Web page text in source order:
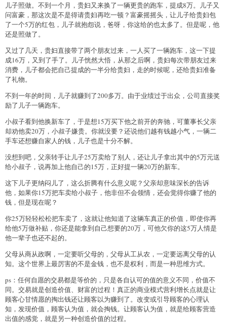
儿子照做。不到一个月，贵妇又来换了一辆更贵的跑车，提成8万。儿子又
问富豪，那这次是不是得请贵妇再吃一顿？富豪摇摇头，让儿子给贵妇包
了一个5万的红包，儿子就抱怨说，爸呀，你这给的也太多了。但是呢，他
还是照做了。
又过了几天，贵妇直接带了两个朋友过来，一人买了一辆跑车，这一下提
成16万，又到了手了。儿子恍然大悟，从那之后啊，贵妇每次带朋友过来
消费，儿子都会把自己提成的一半分给贵妇，走的时候呢，还给贵妇准备
了礼物。
不到一年的时间，儿子就赚到了200多万。由于业绩过于出众，公司直接奖
励了儿子一辆跑车。
小叔子看到他换新车了，于是想15万买下他之前开的奔驰，可董事长父亲
却劝他卖20万，小叔子嫌贵。你就没要？还说他们越有钱越小气，一辆二
手车还想赚自家人的钱，儿子也是十分不解。
没想到吧，父亲转手让儿子25万卖给了别人，还让儿子拿出其中的5万元送
给小叔子，说再加上他自己的15万，正好提一辆20万的新车。
这下儿子更纳闷儿了，这么折腾有什么意义呢？父亲却意味深长的告诉
他，如果你15万把车卖给小叔子，他非但不会领情，还会觉得你赚了他的
钱，但是现在呢？
你25万轻轻松松把车卖了，这就让他知道了这辆车真正的价值，即使你再
给他5万做补贴，你还是能拿到自己想要的20万，可他欠你的这5万人情是
他一辈子也还不起的。
父母从商从政啊，一定要听父母的，父母从工从农，一定要远离父母的认
知。这个世界上最厉害的不是金钱，也不是权利，而是一种思维方式。
ps：任何自愿的交易都是等价的，只是各自认可的值的意义不同，价值不
同。交易就是创造价值、财富的过程！真正的商业模式营利增长点就是让
顾客心甘情愿的掏出钱还让顾客以为赚到了。改变或引导顾客的心理认
知，发现价值，顾客认为值，就会掏钱。让顾客认为值，就是给顾客营造
出值的感觉，就是另一种创造价值的过程。